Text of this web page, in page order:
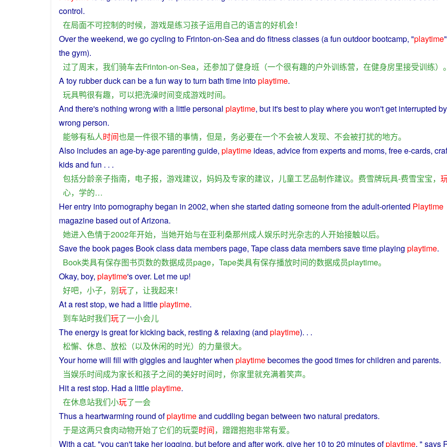
control.
在局面不可控制的时候， 游戏是练习孩子运用自己的语言的好机会！
Overtheweekend, wegocycling to Frinton-on-Sea and dofitnessclasses (afun outdoorbootcamp, "playtime"
thegym).
过了周末， 我们骑车去Frinton-on-Sea， 还参加了健身班 （一个很有趣的户外训练营， 在健身房里接受训练）。
Atoy rubberduckcan beafun way toturn bath time intoplaytime.
玩具鸭很有趣， 可以把洗澡时间变成游戏时间。
And there's nothing wrong with a littlepersonal playtime, but it's besttoplaywhereyou won'tget interrupted by
wrong person.
能够有私人时间也是一件很不错的事情， 但是， 务必要在一个不会被人发现、 不会被打扰的地方。
Also includesan age-by-ageparenting guide, playtime ideas, advicefromexpertsand moms, freee-cards,
kidsand fun . . .
包括分龄亲子指南， 电子报， 游戏建议， 妈妈及专家的建议， 儿童工艺品制作建议。 费雪牌玩具-费雪宝宝，
心， 学的…
Herentry into pornographybegan in 2002, when shestarted dating someonefromtheadult-oriented Playtime
magazinebased outofArizona.
她进入色情于2002年开始， 当她开始与在亚利桑那州成人娱乐时光杂志的人开始接触以后。
Savethebookpages Bookclassdata memberspage, Tapeclassdata memberssavetimeplaying playtime.
Book类具有保存图书页数的数据成员page，Tape类具有保存播放时间的数据成员playtime。
Okay, boy, playtime's over. Let me up!
好吧， 小子， 别玩了， 让我起来！
Ata reststop, we had a littleplaytime.
到车站时我们玩了一小会儿
Theenergy isgreatforkicking back, resting & relaxing (and playtime). . .
松懈、 休息、 放松 （以及休闲的时光） 的力量很大。
Your homewill fill with gigglesand laughterwhen playtimebecomesthegood timesforchildren and parents.
当娱乐时间成为家长和孩子之间的美好时间时， 你家里就充满着笑声。
Hit a reststop. Had a littleplaytime.
在休息站我们小玩了一会
Thusa heartwarming round ofplaytimeand cuddling began between two natural predators.
于是这两只食肉动物开始了它们的玩耍时间， 蹭蹭抱抱非常有爱。
With acat, "you can't take her jogging, butbeforeand afterwork, give her10 to20 minutesofplaytime, " says